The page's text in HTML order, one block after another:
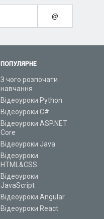
ПОПУЛЯРНЕ
З чого розпочати
навчання
Відеоуроки Python
Відеоуроки C#
Відеоуроки ASP.NET
Core
Відеоуроки Java
Відеоуроки
HTML&CSS
Відеоуроки
JavaScript
Відеоуроки Angular
Відеоуроки React
@